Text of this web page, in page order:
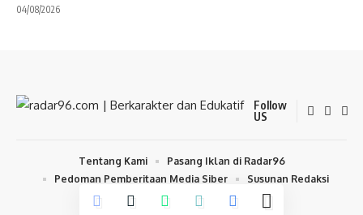
04/08/2026
Follow
US
© 2024 radar96.com. All Rights Reserved.
Tentang Kami
Pasang Iklan di Radar96
Pedoman Pemberitaan Media Siber
Susunan Redaksi